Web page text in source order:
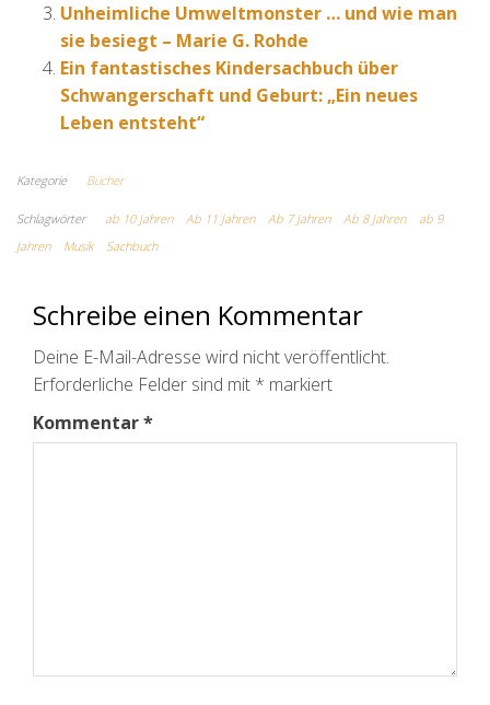
Unheimliche Umweltmonster … und wie man
sie besiegt – Marie G. Rohde
Ein fantastisches Kindersachbuch über
Schwangerschaft und Geburt: „Ein neues
Leben entsteht“
Kategorie Bücher
Schlagwörter ab 10 Jahren Ab 11 Jahren Ab 7 Jahren Ab 8 Jahren
ab 9
Jahren
Musik Sachbuch
Schreibe einen Kommentar
Deine E-Mail-Adresse wird nicht veröffentlicht.
Erforderliche Felder sind mit * markiert
Kommentar*